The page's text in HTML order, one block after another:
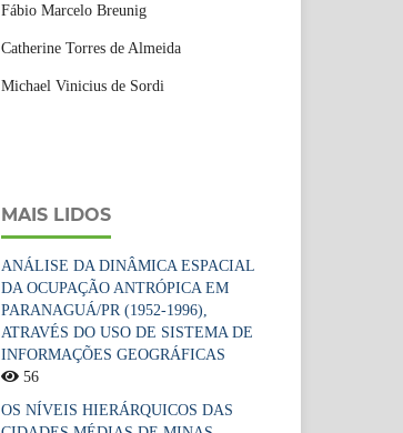
Fábio Marcelo Breunig
Catherine Torres de Almeida
Michael Vinicius de Sordi
MAIS LIDOS
ANÁLISE DA DINÂMICA ESPACIAL
DA OCUPAÇÃO ANTRÓPICA EM
PARANAGUÁ/PR (1952-1996),
ATRAVÉS DO USO DE SISTEMA DE
INFORMAÇÕES GEOGRÁFICAS
56
OS NÍVEIS HIERÁRQUICOS DAS